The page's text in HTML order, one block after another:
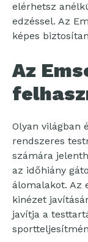
elérhetsz
edzéssel. Az
képes
Az
Olyan világban
rendszeres
számára
az időhiány
álomalakot. Az
kinézet
javítja a